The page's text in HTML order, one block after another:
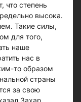
что степень
высока.
Такие силы,
для того,
наше
нас в
то образом
страны
за свою
Захар